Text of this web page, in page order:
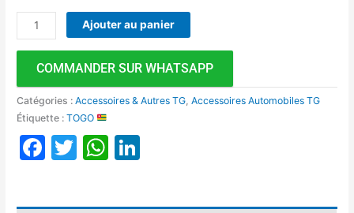
Ajouter au panier
COMMANDER SUR WHATSAPP
Catégories :Accessoires & Autres TG ,Accessoires Automobiles TG
Étiquette :TOGO
Facebook
TwitterWhatsApp